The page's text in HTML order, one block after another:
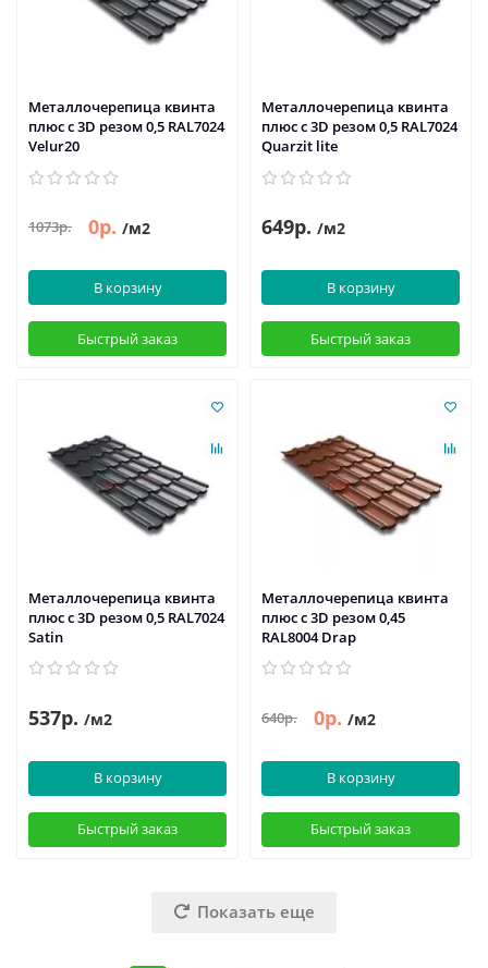
Металлочерепица квинта
плюс c 3D резом 0,5 RAL7024
Velur20
1073р. 0р. /м2
В корзину
Быстрый заказ
Металлочерепица квинта
плюс c 3D резом 0,5 RAL7024
Quarzit lite
649р. /м2
В корзину
Быстрый заказ
Металлочерепица квинта
плюс c 3D резом 0,5 RAL7024
Satin
537р. /м2
В корзину
Быстрый заказ
Металлочерепица квинта
плюс c 3D резом 0,45
RAL8004 Drap
640р. 0р. /м2
В корзину
Быстрый заказ
Показать еще